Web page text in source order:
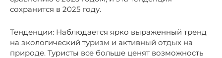
сохранится в 2025 году.
Тенденции: Наблюдается ярко выраженный тренд
на экологический туризм и активный отдых на
природе. Туристы все больше ценят возможность